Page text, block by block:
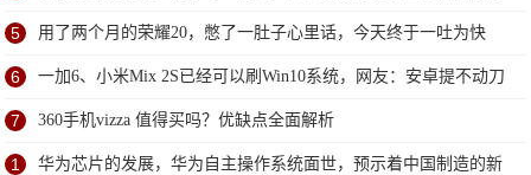
研
5 用了两个月的荣耀20，憋了一肚子心里话，今天终于一吐为快
6 一加6、小米Mix 2S已经可以刷Win10系统，网友：安卓提不动刀
了？
7 360手机vizza 值得买吗？优缺点全面解析
1 华为芯片的发展，华为自主操作系统面世，预示着中国制造的新